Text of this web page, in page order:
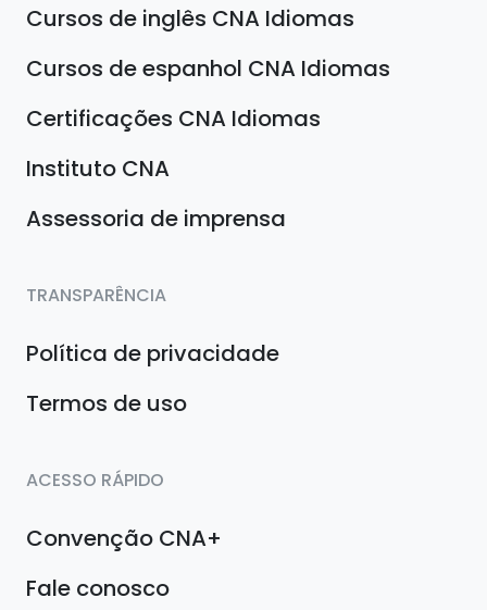
Cursos de inglês CNA Idiomas
Cursos de espanhol CNA Idiomas
Certificações CNA Idiomas
Instituto CNA
Assessoria de imprensa
TRANSPARÊNCIA
Política de privacidade
Termos de uso
ACESSO RÁPIDO
Convenção CNA+
Fale conosco